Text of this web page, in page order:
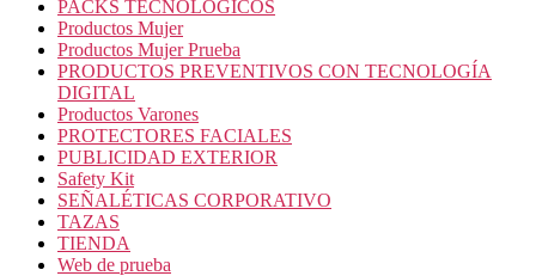
PACKS TECNOLÓGICOS
Productos Mujer
Productos Mujer Prueba
PRODUCTOS PREVENTIVOS CON TECNOLOGÍA
DIGITAL
Productos Varones
PROTECTORES FACIALES
PUBLICIDAD EXTERIOR
Safety Kit
SEÑALÉTICAS CORPORATIVO
TAZAS
TIENDA
Web de prueba